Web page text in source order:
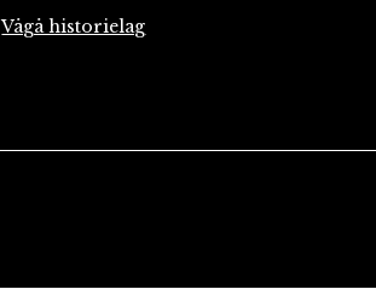
Vågå historielag